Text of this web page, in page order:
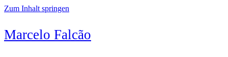
Zum Inhalt springen
Marcelo Falcão